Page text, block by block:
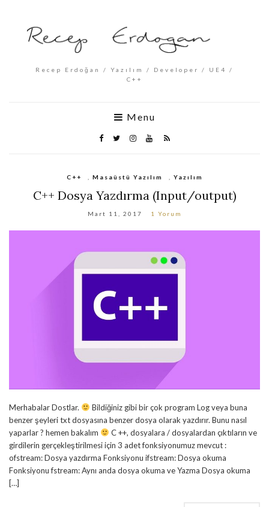
Recep Erdoğan / Yazılım / Developer / UE4 /
C++
Menu
C++ Masaüstü Yazılım Yazılım
C++ Dosya Yazdırma (Input/output)
Mart 11, 2017 1 Yorum
Merhabalar Dostlar.
Bildiğiniz gibi bir çok program Log veya buna
benzer şeyleri txt dosyasına benzer dosya olarak yazdırır. Bunu nasıl
yaparlar ? hemen bakalım
C ++, dosyalara / dosyalardan çıktıların ve
girdilerin gerçekleştirilmesi için 3 adet fonksiyonumuz mevcut :
ofstream: Dosya yazdırma Fonksiyonu ifstream: Dosya okuma
Fonksiyonu fstream: Aynı anda dosya okuma ve Yazma Dosya okuma
[…]